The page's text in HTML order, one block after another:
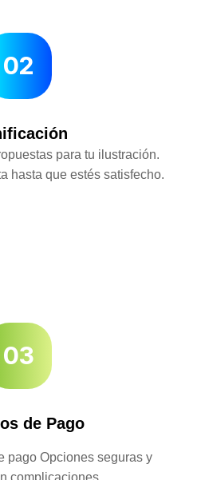
02
para tu ilustración.
hasta que estés satisfecho.
03
de Pago
pago Opciones seguras y